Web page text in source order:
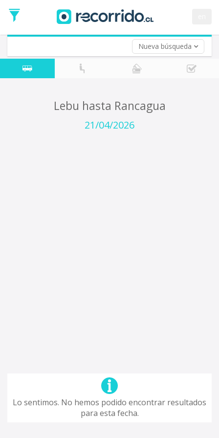
Nueva búsqueda
de
Ida
Vuelta (opcional)
Fecha
de
Lebu hasta Rancagua
21/04/2026
Lo sentimos. No hemos podido encontrar resultados
para esta fecha.